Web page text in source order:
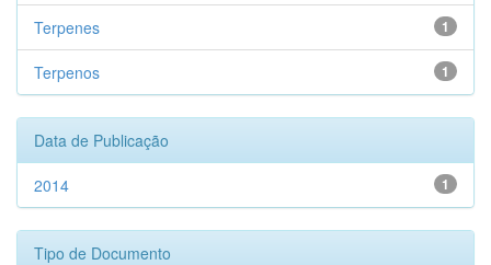
1
Terpenes
1
Terpenos
Data de Publicação
1
2014
Tipo de Documento